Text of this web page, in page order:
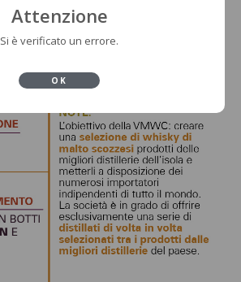
Attenzione
Si è verificato un errore.
OK